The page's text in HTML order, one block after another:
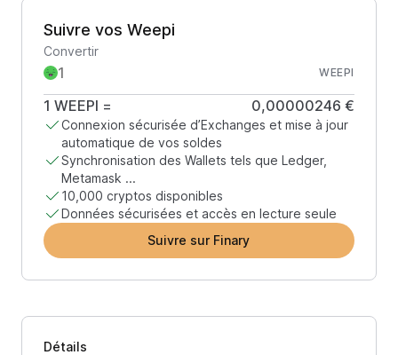
Suivre vos Weepi
Convertir
WEEPI
1 WEEPI = 0,00000246 €
Connexion sécurisée d’Exchanges et mise à jour
automatique de vos soldes
Synchronisation des Wallets tels que Ledger,
Metamask ...
10,000 cryptos disponibles
Données sécurisées et accès en lecture seule
Suivre sur Finary
Détails